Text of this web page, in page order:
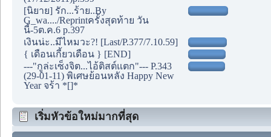
[นิยาย] รัก...ร้าย..By
G_wa..../Reprintครั้งสุดท้าย วัน
นี้-5ต.ค.6 p.397
เงินน่ะ..มีไหมวะ?! [Last/P.377/7.10.59]
{ เดือนเกี้ยวเดือน } [END]
---"กูล่ะเซ็งจิต...ไอ้ติสต์แตก"--- P.343
(29-01-11) พิเศษย้อนหลัง Happy New
Year จร้า *[]*
เริ่มหัวข้อใหม่มากที่สุด